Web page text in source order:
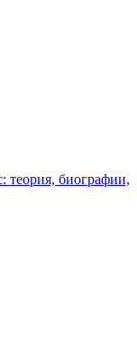
теория, биографии,